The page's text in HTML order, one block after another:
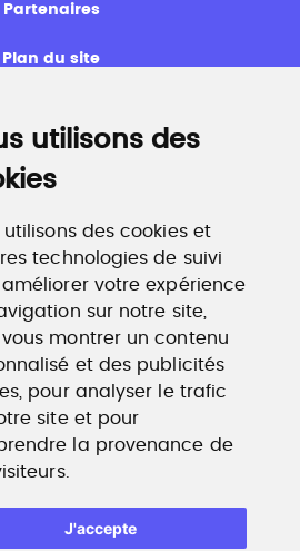
utilisons des
utilisons des cookies et
technologies de suivi
votre expérience
sur notre site,
montrer un contenu
et des publicités
pour analyser le trafic
site et pour
la provenance de
J'accepte
Partenaires
Plan du site
Emploi
culturel 784.000 visites et
Formation
des formations aux métiers
de la culture.
formation.com
professionnel
coaching, techniques de
entretien conseil.
competences.com